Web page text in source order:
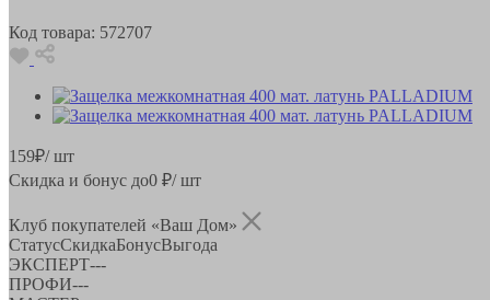
Код товара: 572707
159₽/ шт
Скидка и бонус до0 ₽/ шт
Клуб покупателей «Ваш Дом»
СтатусСкидкаБонусВыгода
ЭКСПЕРТ---
ПРОФИ---